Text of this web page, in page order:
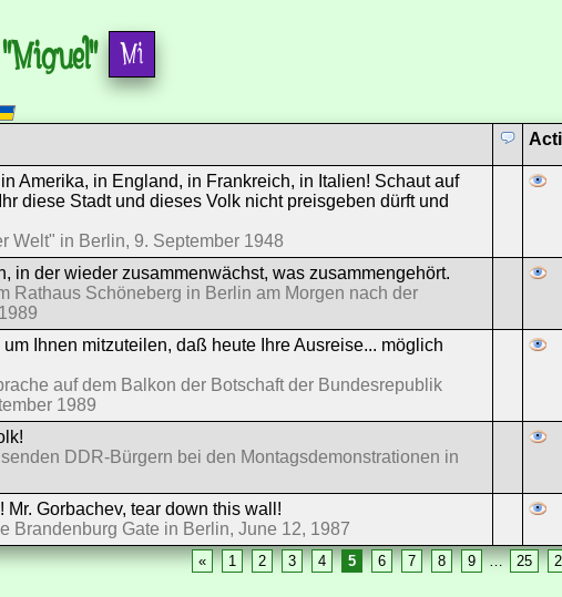
Amerika, in England, in Frankreich, in Italien! Schaut auf
diese Stadt und dieses Volk nicht preisgeben dürft und
Welt" in Berlin, 9. September 1948
in der wieder zusammenwächst, was zusammengehört.
Rathaus Schöneberg in Berlin am Morgen nach der
Ihnen mitzuteilen, daß heute Ihre Ausreise... möglich
auf dem Balkon der Botschaft der Bundesrepublik
1989
DDR-Bürgern bei den Montagsdemonstrationen in
Mr. Gorbachev, tear down this wall!
Brandenburg Gate in Berlin, June 12, 1987
« 1 2 3 4 5 6 7 8 9 … 25